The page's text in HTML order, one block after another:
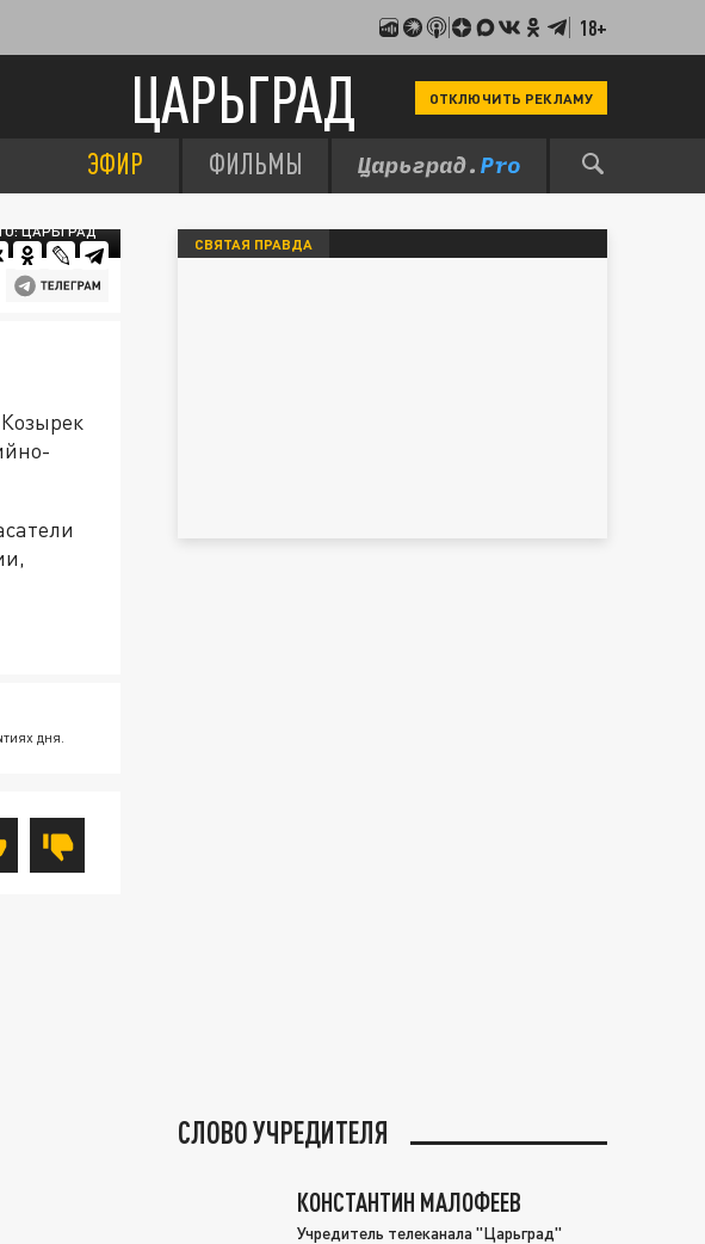
18+
ЦАРЬГРАД ОТКЛЮЧИТЬ РЕКЛАМУ
ЭФИР ФИЛЬМЫ
ЦАРЬГРАД
дня.
СВЯТАЯ ПРАВДА
СЛОВО УЧРЕДИТЕЛЯ
КОНСТАНТИН МАЛОФЕЕВ
Учредитель телеканала "Царьград"